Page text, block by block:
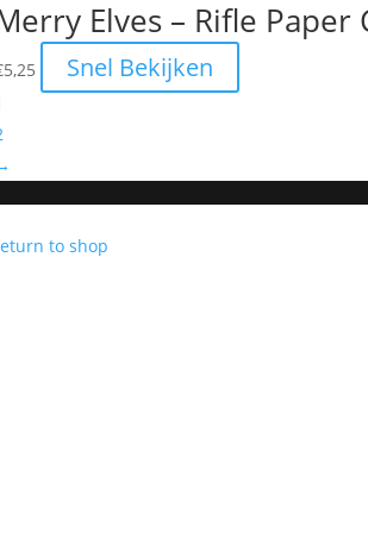
Elves – Rifle Paper
5,25 Snel Bekijken
to shop